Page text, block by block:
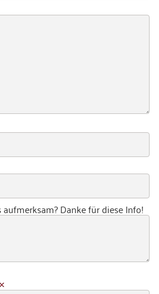
Danke für diese Info!